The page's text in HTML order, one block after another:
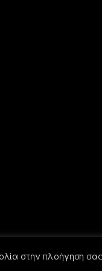
στην πλοήγηση